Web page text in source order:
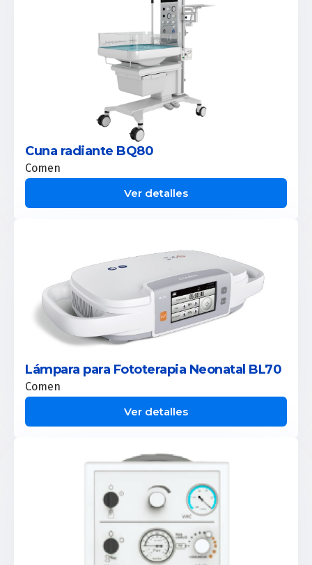
Cuna radiante BQ80
Comen
Ver detalles
Lámpara para Fototerapia Neonatal BL70
Comen
Ver detalles